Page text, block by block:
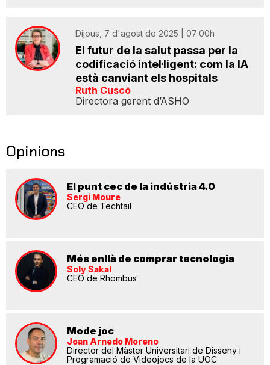
Dijous, 7 d'agost de 2025 | 07:00h
El futur de la salut passa per la
codificació intel·ligent: com la IA
està canviant els hospitals
Ruth Cuscó
Directora gerent d’ASHO
Opinions
El punt cec de la indústria 4.0
Sergi Moure
CEO de Techtail
Més enllà de comprar tecnologia
Soly Sakal
CEO de Rhombus
Mode joc
Joan Arnedo Moreno
Director del Màster Universitari de Disseny i
Programació de Videojocs de la UOC